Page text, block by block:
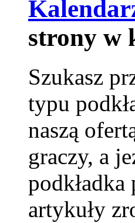
strony w
Szukasz
typu
naszą
graczy, a
podkładka
artykuły